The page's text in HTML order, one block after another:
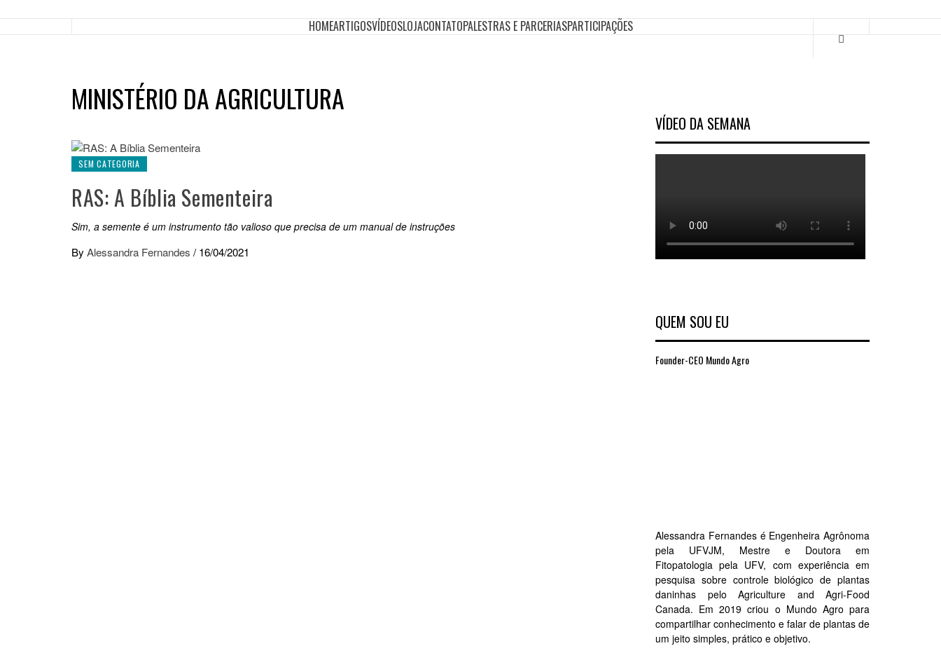
HOMEARTIGOSVÍDEOSLOJACONTATOPALESTRAS E PARCERIASPARTICIPAÇÕES
MINISTÉRIO DA AGRICULTURA
SEM CATEGORIA
RAS: A Bíblia Sementeira
Sim, a semente é um instrumento tão valioso que precisa de um manual de instruções
By Alessandra Fernandes / 16/04/2021
VÍDEO DA SEMANA
QUEM SOU EU
Founder-CEO Mundo Agro
Alessandra Fernandes é Engenheira Agrônoma
pela UFVJM, Mestre e Doutora em
Fitopatologia pela UFV, com experiência em
pesquisa sobre controle biológico de plantas
daninhas pelo Agriculture and Agri-Food
Canada. Em 2019 criou o Mundo Agro para
compartilhar conhecimento e falar de plantas de
um jeito simples, prático e objetivo.